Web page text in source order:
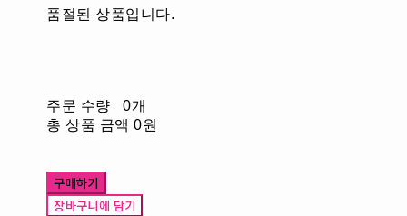
품절된 상품입니다.
주문 수량
0개
총 상품 금액 0원
구매하기
장바구니에 담기